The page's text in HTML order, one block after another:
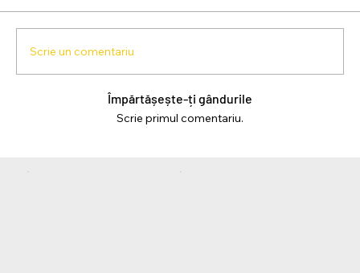
Scrie un comentariu
Împărtășește-ți gândurile
Scrie primul comentariu.